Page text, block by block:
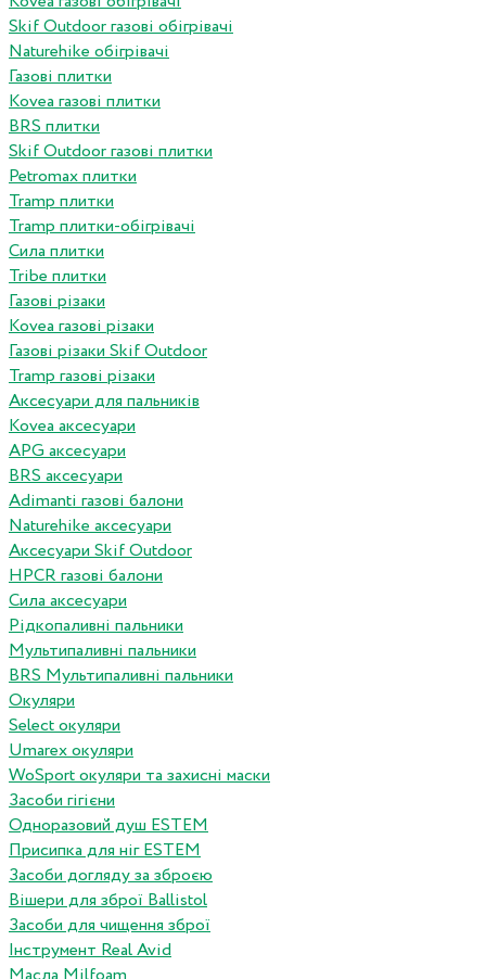
Skif Outdoor газові обігрівачі
Naturehike обігрівачі
Газові плитки
Kovea газові плитки
BRS плитки
Skif Outdoor газові плитки
Petromax плитки
Tramp плитки
Tramp плитки-обігрівачі
Сила плитки
Tribe плитки
Газові різаки
Kovea газові різаки
Газові різаки Skif Outdoor
Tramp газові різаки
Аксесуари для пальників
Kovea аксесуари
APG аксесуари
BRS аксесуари
Adimanti газові балони
Naturehike аксесуари
Аксесуари Skif Outdoor
HPCR газові балони
Сила аксесуари
Рідкопаливні пальники
Мультипаливні пальники
BRS Мультипаливні пальники
Окуляри
Select окуляри
Umarex окуляри
WoSport окуляри та захисні маски
Засоби гігієни
Одноразовий душ ESTEM
Присипка для ніг ESTEM
Засоби догляду за зброєю
Вішери для зброї Ballistol
Засоби для чищення зброї
Інструмент Real Avid